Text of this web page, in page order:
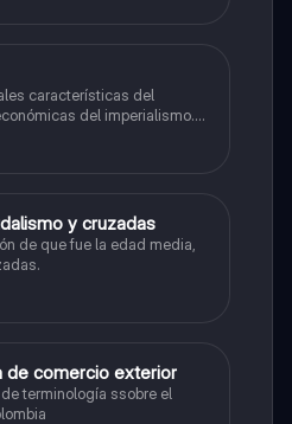
características del
del imperialismo.
imperialismo.
y cruzadas
de que fue la edad media,
de comercio exterior
terminología ssobre el